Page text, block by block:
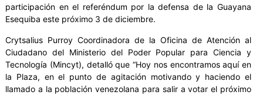
participación en el referéndum por la defensa de la Guayana
Esequiba este próximo 3 de diciembre.
Crytsalius Purroy Coordinadora de la Oficina de Atención al
Ciudadano del Ministerio del Poder Popular para Ciencia y
Tecnología (Mincyt), detalló que “Hoy nos encontramos aquí en
la Plaza, en el punto de agitación motivando y haciendo el
llamado a la población venezolana para salir a votar el próximo